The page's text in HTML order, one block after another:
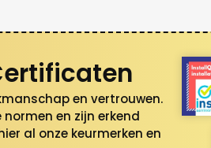
en vertrouwen.
en zijn erkend
al onze keurmerken en